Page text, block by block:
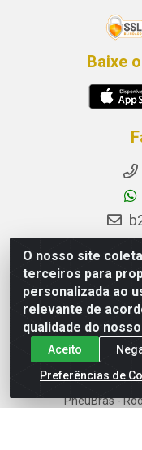
O nosso site
terceiros para
personalizada ao
relevante de
qualidade do
Aceito
Preferências de
Baixe
PneuBras -